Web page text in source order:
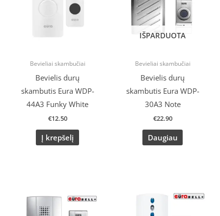
Bevieliai skambučiai
Bevielis durų
skambutis Eura WDP-
44A3 Funky White
€12.50
Į krepšelį
IŠPARDUOTA
Bevieliai skambučiai
Bevielis durų
skambutis Eura WDP-
30A3 Note
€22.90
Daugiau